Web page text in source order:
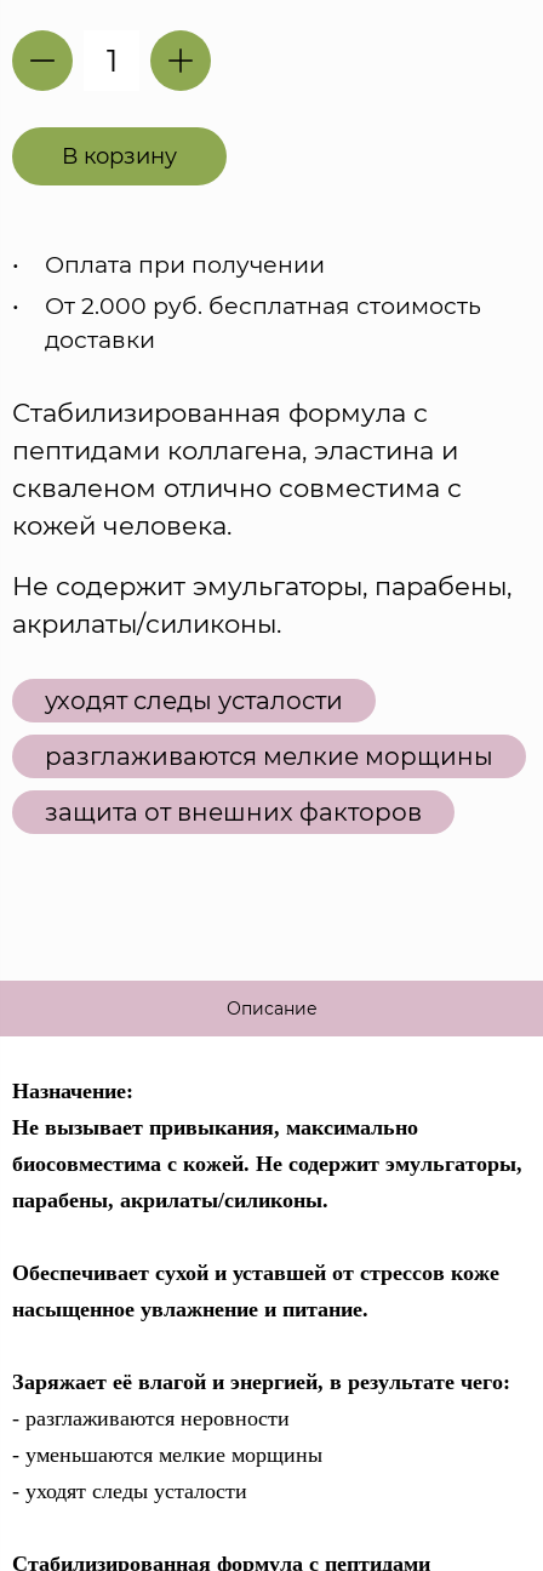
В корзину
Оплата при получении
От 2.000 руб. бесплатная стоимость
доставки
Стабилизированная формула с
пептидами коллагена, эластина и
скваленом отлично совместима с
кожей человека.
Не содержит эмульгаторы, парабены,
акрилаты/силиконы.
уходят следы усталости
разглаживаются мелкие морщины
защита от внешних факторов
Описание
Назначение:
Не вызывает привыкания, максимально
биосовместима с кожей. Не содержит эмульгаторы,
парабены, акрилаты/силиконы.
Обеспечивает сухой и уставшей от стрессов коже
насыщенное увлажнение и питание.
Заряжает её влагой и энергией, в результате чего:
- разглаживаются неровности
- уменьшаются мелкие морщины
- уходят следы усталости
Стабилизированная формула с пептидами